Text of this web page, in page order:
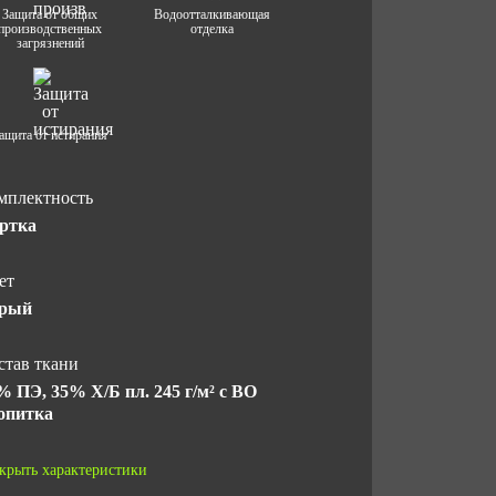
Защита от общих
загрязнений
Водоотталкивающая
отделка
от истирания
ткани
ПЭ, 35% Х/Б пл. 245 г/м² с ВО
срок хранения
характеристики